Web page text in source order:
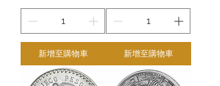
新增至購物車 新增至購物車